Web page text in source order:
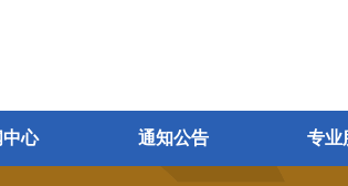
中心 通知公告 专业